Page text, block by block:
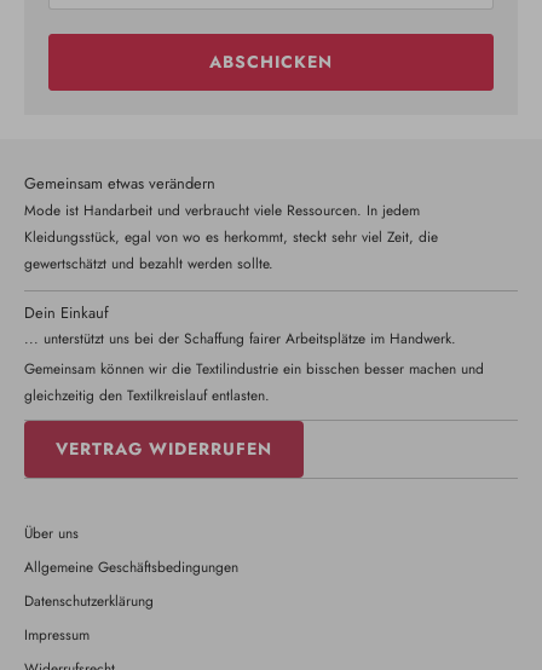
ABSCHICKEN
Gemeinsam etwas verändern
Mode ist Handarbeit und verbraucht viele Ressourcen. In jedem
Kleidungsstück, egal von wo es herkommt, steckt sehr viel Zeit, die
gewertschätzt und bezahlt werden sollte.
Dein Einkauf
... unterstützt uns bei der Schaffung fairer Arbeitsplätze im Handwerk.
Gemeinsam können wir die Textilindustrie ein bisschen besser machen und
gleichzeitig den Textilkreislauf entlasten.
VERTRAG WIDERRUFEN
Über uns
Allgemeine Geschäftsbedingungen
Datenschutzerklärung
Impressum